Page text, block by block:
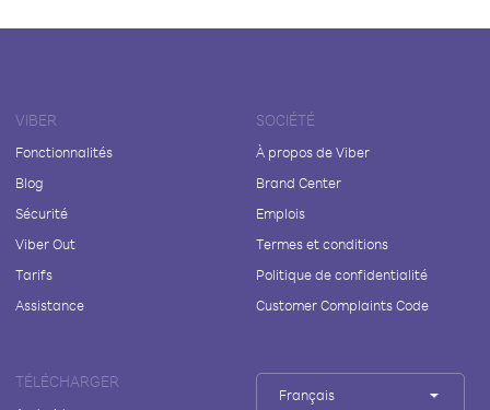
VIBER
Fonctionnalités
Blog
Sécurité
Viber Out
Tarifs
Assistance
SOCIÉTÉ
À propos de Viber
Brand Center
Emplois
Termes et conditions
Politique de confidentialité
Customer Complaints Code
TÉLÉCHARGER
Français